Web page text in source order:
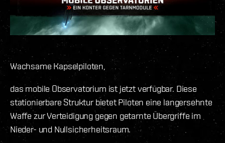
Wachsame Kapselpiloten,
das mobile Observatorium ist jetzt verfügbar. Diese
stationierbare Struktur bietet Piloten eine langersehnte
Waffe zur Verteidigung gegen getarnte Übergriffe im
Nieder- und Nullsicherheitsraum.